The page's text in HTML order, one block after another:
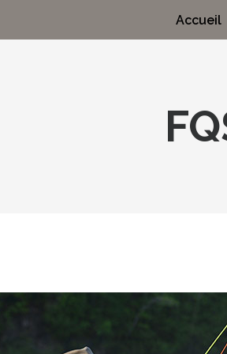
Accueil